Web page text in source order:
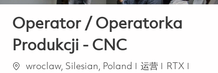
Operator / Operatorka
Produkcji - CNC
位置wroclaw, Silesian, Poland 类别
运营
RTX